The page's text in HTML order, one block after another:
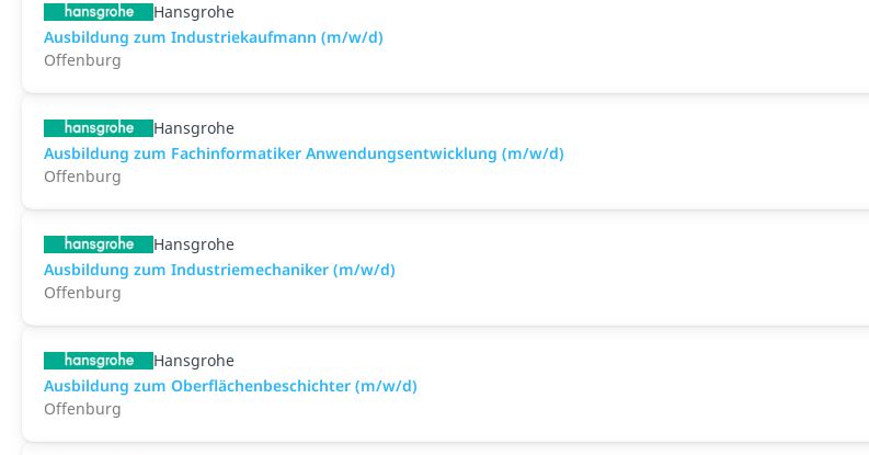
Hansgrohe
Ausbildung zum Industriekaufmann (m/w/d)
Offenburg
Hansgrohe
Ausbildung zum Fachinformatiker Anwendungsentwicklung (m/w/d)
Offenburg
Hansgrohe
Ausbildung zum Industriemechaniker (m/w/d)
Offenburg
Hansgrohe
Ausbildung zum Oberflächenbeschichter (m/w/d)
Offenburg